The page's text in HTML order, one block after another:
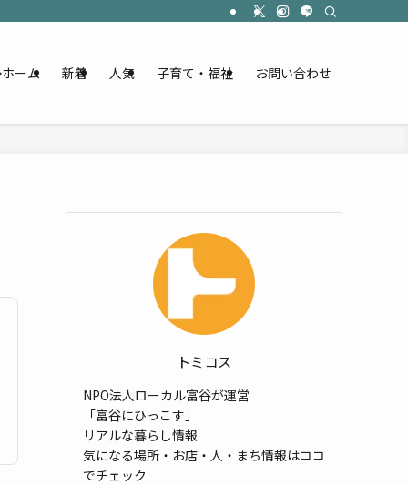
ホーム 新着 人気 子育て・福祉 お問い合わせ
トミコス
NPO法人ローカル富谷が運営
「富谷にひっこす」
リアルな暮らし情報
気になる場所・お店・人・まち情報はココ
でチェック